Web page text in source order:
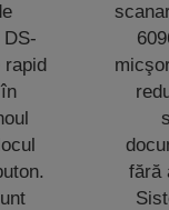
rapid
fără